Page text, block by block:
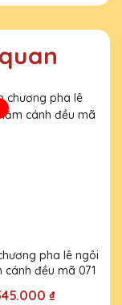
pha lê ngôi
cánh đều mã 071
₫